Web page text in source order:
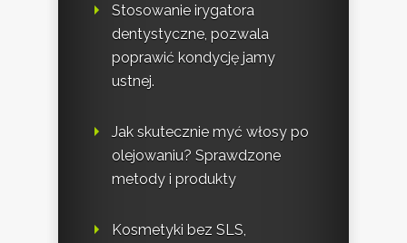
Stosowanie irygatora
dentystyczne, pozwala
poprawić kondycję jamy
ustnej.
Jak skutecznie myć włosy po
olejowaniu? Sprawdzone
metody i produkty
Kosmetyki bez SLS,